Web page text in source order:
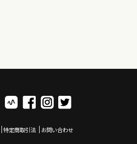
特定商取引法 お問い合わせ